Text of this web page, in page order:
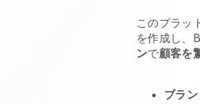
このプラッ
を作成し、
ンで顧客を
ブラ